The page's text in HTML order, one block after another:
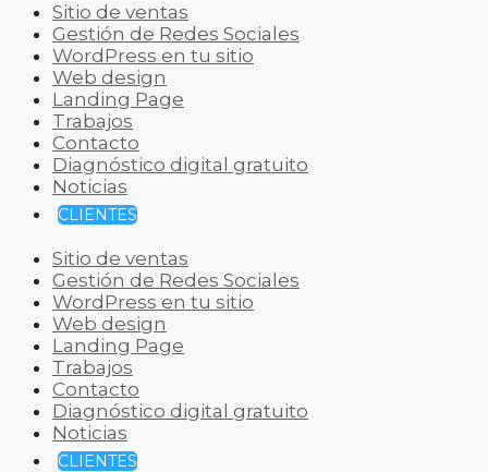
Sitio de ventas
Gestión de Redes Sociales
WordPress en tu sitio
Web design
Landing Page
Trabajos
Contacto
Diagnóstico digital gratuito
Noticias
CLIENTES
Sitio de ventas
Gestión de Redes Sociales
WordPress en tu sitio
Web design
Landing Page
Trabajos
Contacto
Diagnóstico digital gratuito
Noticias
CLIENTES